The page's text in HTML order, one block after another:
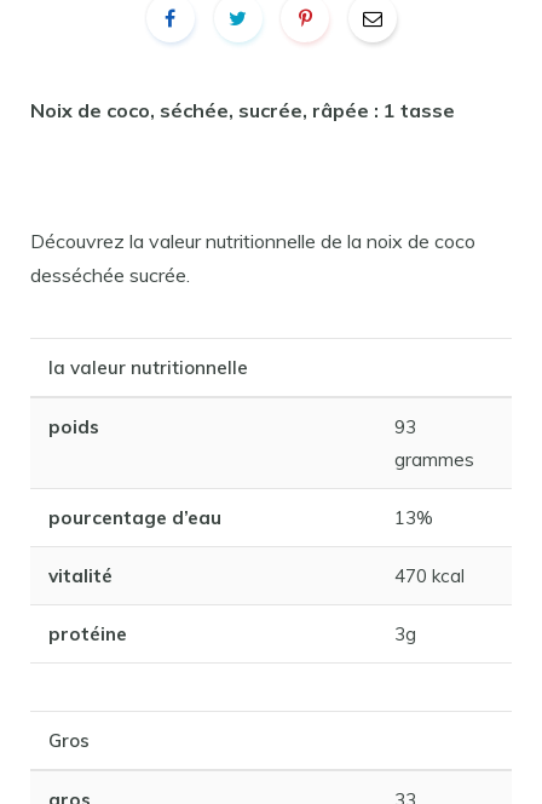
Noix de coco, séchée, sucrée, râpée : 1 tasse
Découvrez la valeur nutritionnelle de la noix de coco
desséchée sucrée.
la valeur nutritionnelle
poids
93
grammes
pourcentage d’eau 13%
vitalité 470 kcal
protéine 3g
Gros
gros
33